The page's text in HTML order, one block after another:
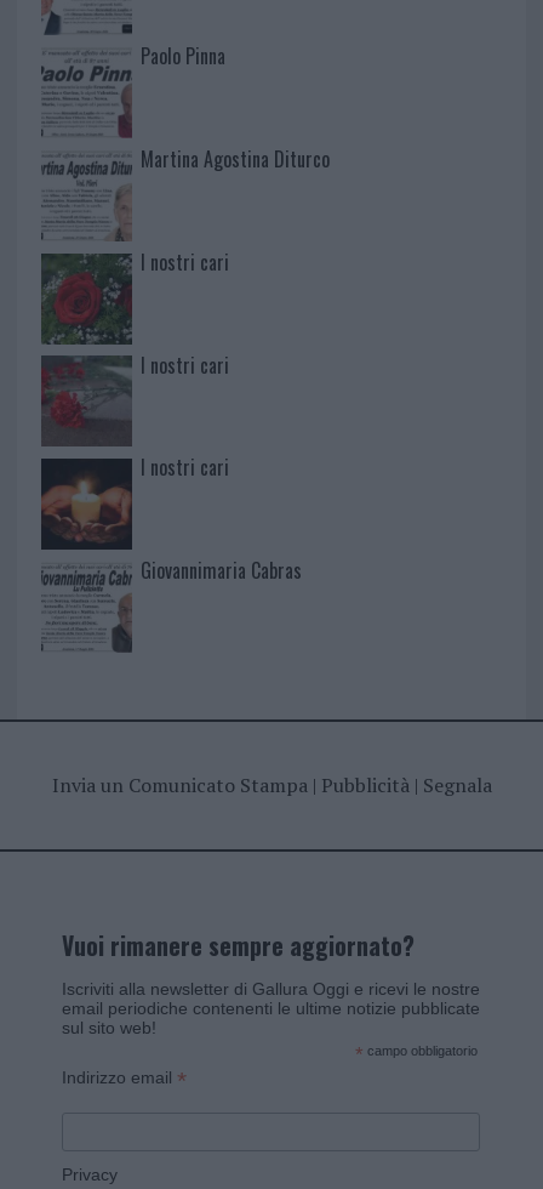
Paolo Pinna
Martina Agostina Diturco
I nostri cari
I nostri cari
I nostri cari
Giovannimaria Cabras
Invia un Comunicato Stampa| Pubblicità| Segnala
Vuoi rimanere sempre aggiornato?
Iscriviti alla newsletter di Gallura Oggi e ricevi le nostre
email periodiche contenenti le ultime notizie pubblicate
sul sito web!
* campo obbligatorio
Indirizzo email *
Privacy